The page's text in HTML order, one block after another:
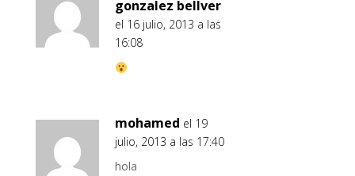
gonzalez bellver
el 16 julio, 2013 a las
16:08
mohamed el 19
julio, 2013 a las 17:40
hola